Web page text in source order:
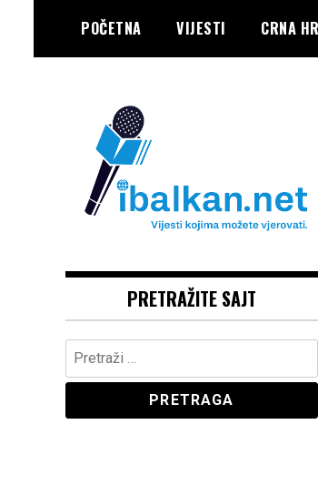
content
POČETNA VIJESTI CRNA
IBALKAN
PRETRAŽITE SAJT
Pretraga: